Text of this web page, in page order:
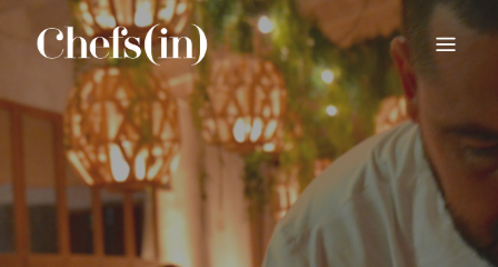
CHEFS(IN)
Local Gastronomy Adventures